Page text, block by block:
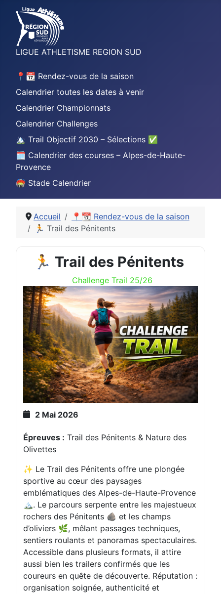
LIGUE ATHLETISME REGION SUD
📍📆 Rendez-vous de la saison
Calendrier toutes les dates à venir
Calendrier Championnats
Calendrier Challenges
🏔️ Trail Objectif 2030 – Sélections ✅
🗓️ Calendrier des courses – Alpes-de-Haute-
Provence
🏟️ Stade Calendrier
Accueil
📍📆 Rendez-vous de la saison
🏃 Trail des Pénitents
🏃 Trail des Pénitents
Challenge Trail 25/26
2 Mai 2026
Épreuves : Trail des Pénitents & Nature des
Olivettes
✨ Le Trail des Pénitents offre une plongée
sportive au cœur des paysages
emblématiques des Alpes-de-Haute-Provence
🏔️. Le parcours serpente entre les majestueux
rochers des Pénitents 🪨 et les champs
d’oliviers 🌿, mêlant passages techniques,
sentiers roulants et panoramas spectaculaires.
Accessible dans plusieurs formats, il attire
aussi bien les trailers confirmés que les
coureurs en quête de découverte. Réputation :
organisation soignée, authenticité et